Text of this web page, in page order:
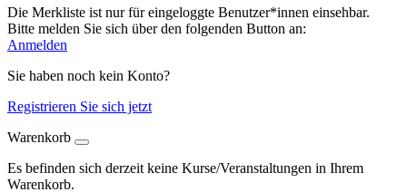
Die Merkliste ist nur für eingeloggte Benutzer*innen einsehbar.
Bitte melden Sie sich über den folgenden Button an:
Anmelden
Sie haben noch kein Konto?
Registrieren Sie sich jetzt
Warenkorb
Es befinden sich derzeit keine Kurse/Veranstaltungen in Ihrem
Warenkorb.